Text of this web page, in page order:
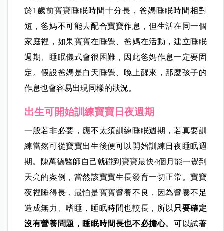
於1歲前寶寶睡眠時間十分長，爸媽睡眠時間相對
短，爸媽不可能去配合寶寶作息，但生活在同一個
家庭裡，如果寶寶在睡覺、爸媽在活動，建立睡眠
週期、睡眠儀式會很困難，因此爸媽作息一定要固
定。假設爸媽是白天睡覺、晚上醒來，那麼孩子的
作息也會容易出現同樣的狀況。
出生可開始訓練寶寶日夜週期
一般若非必要，應不太須訓練睡眠週期，若真要訓
練當然可從寶寶出生後便可以開始訓練日夜睡眠週
期。陳萬德醫師自己就碰到寶寶最快4個月能一覺到
天亮的案例，當然該寶寶生長發育一切正常。寶寶
夜裡睡得長，最怕是寶寶營養不良，因為營養不足
造成無力、嗜睡，睡眠時間也較長，所以 只要確定
沒有營養問題，睡眠時間長也不必擔心。可以試著